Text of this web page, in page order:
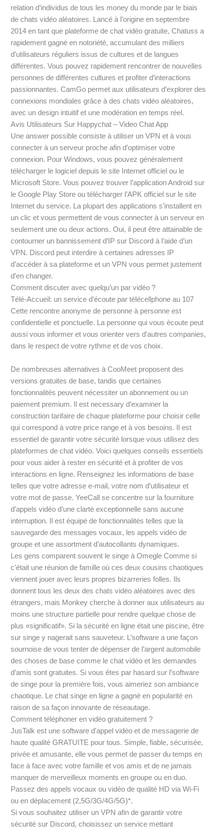
relation d’individus de tous les money du monde par le biais
de chats vidéo aléatoires. Lancé à l’origine en septembre
2014 en tant que plateforme de chat vidéo gratuite, Chatuss a
rapidement gagné en notoriété, accumulant des milliers
d’utilisateurs réguliers issus de cultures et de langues
différentes. Vous pouvez rapidement rencontrer de nouvelles
personnes de différentes cultures et profiter d’interactions
passionnantes. CamGo permet aux utilisateurs d’explorer des
connexions mondiales grâce à des chats vidéo aléatoires,
avec un design intuitif et une modération en temps réel.
Avis Utilisateurs Sur Happychat – Video Chat App
Une answer possible consiste à utiliser un VPN et à vous
connecter à un serveur proche afin d’optimiser votre
connexion. Pour Windows, vous pouvez généralement
télécharger le logiciel depuis le site Internet officiel ou le
Microsoft Store. Vous pouvez trouver l’application Android sur
le Google Play Store ou télécharger l’APK officiel sur le site
Internet du service. La plupart des applications s’installent en
un clic et vous permettent de vous connecter à un serveur en
seulement une ou deux actions. Oui, il peut être attainable de
contourner un bannissement d’IP sur Discord à l’aide d’un
VPN. Discord peut interdire à certaines adresses IP
d’accéder à sa plateforme et un VPN vous permet justement
d’en changer.
Comment discuter avec quelqu’un par vidéo ?
Télé-Accueil: un service d'écoute par télécellphone au 107
Cette rencontre anonyme de personne à personne est
confidentielle et ponctuelle. La personne qui vous écoute peut
aussi vous informer et vous orienter vers d'autres companies,
dans le respect de votre rythme et de vos choix.
De nombreuses alternatives à CooMeet proposent des
versions gratuites de base, tandis que certaines
fonctionnalités peuvent nécessiter un abonnement ou un
paiement premium. Il est necessary d’examiner la
construction tarifaire de chaque plateforme pour choisir celle
qui correspond à votre price range et à vos besoins. Il est
essentiel de garantir votre sécurité lorsque vous utilisez des
plateformes de chat vidéo. Voici quelques conseils essentiels
pour vous aider à rester en sécurité et à profiter de vos
interactions en ligne. Renseignez les informations de base
telles que votre adresse e-mail, votre nom d’utilisateur et
votre mot de passe. YeeCall se concentre sur la fourniture
d’appels vidéo d’une clarté exceptionnelle sans aucune
interruption. Il est équipé de fonctionnalités telles que la
sauvegarde des messages vocaux, les appels vidéo de
groupe et une assortment d’autocollants dynamiques.
Les gens comparent souvent le singe à Omegle Comme si
c’était une réunion de famille où ces deux cousins ​​chaotiques
viennent jouer avec leurs propres bizarreries folles. Ils
donnent tous les deux des chats vidéo aléatoires avec des
étrangers, mais Monkey cherche à donner aux utilisateurs au
moins une structure partielle pour rendre quelque chose de
plus «significatif». Si la sécurité en ligne était une piscine, être
sur singe y nagerait sans sauveteur. L’software a une façon
sournoise de vous tenter de dépenser de l’argent automobile
des choses de base comme le chat vidéo et les demandes
d’amis sont gratuites. Si vous êtes par hasard sur l’software
de singe pour la première fois, vous aimeriez son ambiance
chaotique. Le chat singe en ligne a gagné en popularité en
raison de sa façon innovante de réseautage.
Comment téléphoner en vidéo gratuitement ?
JusTalk est une software d'appel vidéo et de messagerie de
haute qualité GRATUITE pour tous. Simple, fiable, sécurisée,
privée et amusante, elle vous permet de passer du temps en
face à face avec votre famille et vos amis et de ne jamais
manquer de merveilleux moments en groupe ou en duo.
Passez des appels vocaux ou vidéo de qualité HD via Wi-Fi
ou en déplacement (2,5G/3G/4G/5G)*.
Si vous souhaitez utiliser un VPN afin de garantir votre
sécurité sur Discord, choisissez un service mettant